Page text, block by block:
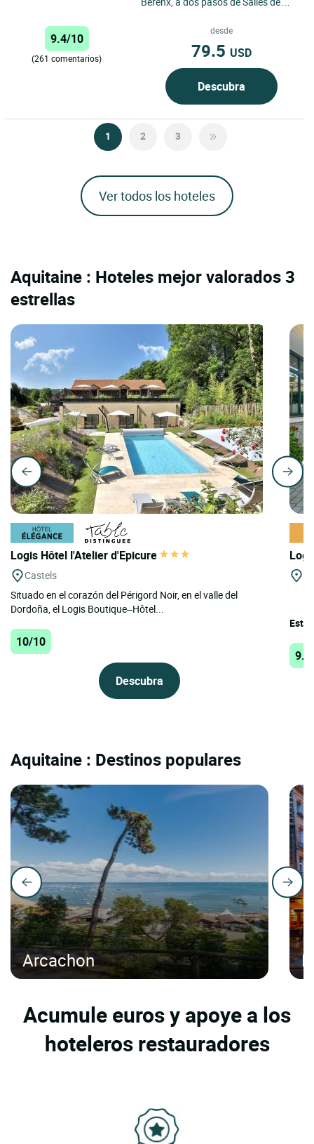
entre Bayona y Pau, a...
9.4/10
(261 comentarios)
desde
79.5 USD
Descubra
1 2 3
Ver todos los hoteles
Aquitaine : Hoteles mejor valorados 3
estrellas
Logis Hôtel l'Atelier d'Epicure
Castels
Situado en el corazón del Périgord Noir, en el valle del
Dordoña, el Logis Boutique–Hôtel...
10/10
Descubra
Este
Aquitaine : Destinos populares
Arcachon
Acumule euros y apoye a los
hoteleros restauradores